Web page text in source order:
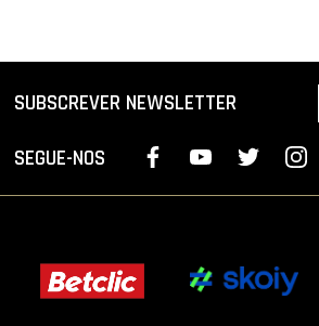
SUBSCREVER NEWSLETTER
SEGUE-NOS